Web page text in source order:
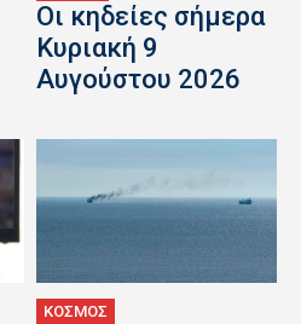
Οι κηδείες σήμερα
Κυριακή 9
Αυγούστου 2026
ΚΟΣΜΟΣ